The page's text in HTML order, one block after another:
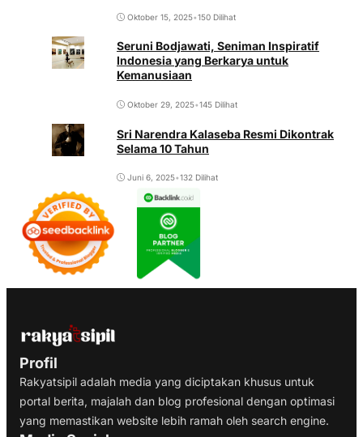
Oktober 15, 2025•150 Dilihat
Seruni Bodjawati, Seniman Inspiratif
Indonesia yang Berkarya untuk
Kemanusiaan
Oktober 29, 2025•145 Dilihat
Sri Narendra Kalaseba Resmi Dikontrak
Selama 10 Tahun
Juni 6, 2025•132 Dilihat
Profil
Rakyatsipil adalah media yang diciptakan khusus untuk
portal berita, majalah dan blog profesional dengan optimasi
yang memastikan website lebih ramah oleh search engine.